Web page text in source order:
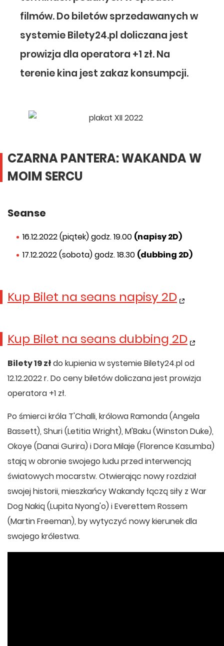
filmów. Do biletów sprzedawanych w
systemie Bilety24.pl doliczana jest
prowizja dla operatora +1 zł. Na
terenie kina jest zakaz konsumpcji.
CZARNA PANTERA: WAKANDA W
MOIM SERCU
Seanse
16.12.2022 (piątek) godz. 19.00 (napisy 2D)
17.12.2022 (sobota) godz. 18.30 (dubbing 2D)
Kup Bilet na seans napisy 2D
Kup Bilet na seans dubbing 2D
Bilety 19 złdo kupienia w systemie Bilety24.pl od
12.12.2022 r. Do ceny biletów doliczana jest prowizja
operatora +1 zł.
Po śmierci króla T'Challi, królowa Ramonda (Angela
Bassett), Shuri (Letitia Wright), M'Baku (Winston Duke),
Okoye (Danai Gurira) i Dora Milaje (Florence Kasumba)
stają w obronie swojego ludu przed interwencją
światowych mocarstw. Otwierając nowy rozdział
swojej historii, mieszkańcy Wakandy łączą siły z War
Dog Nakią (Lupita Nyong'o) i Everettem Rossem
(Martin Freeman), by wytyczyć nowy kierunek dla
swojego królestwa.